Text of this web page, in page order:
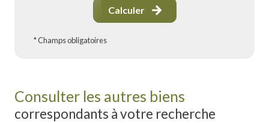
Calculer
* Champs obligatoires
Consulter les autres biens
correspondants à votre recherche